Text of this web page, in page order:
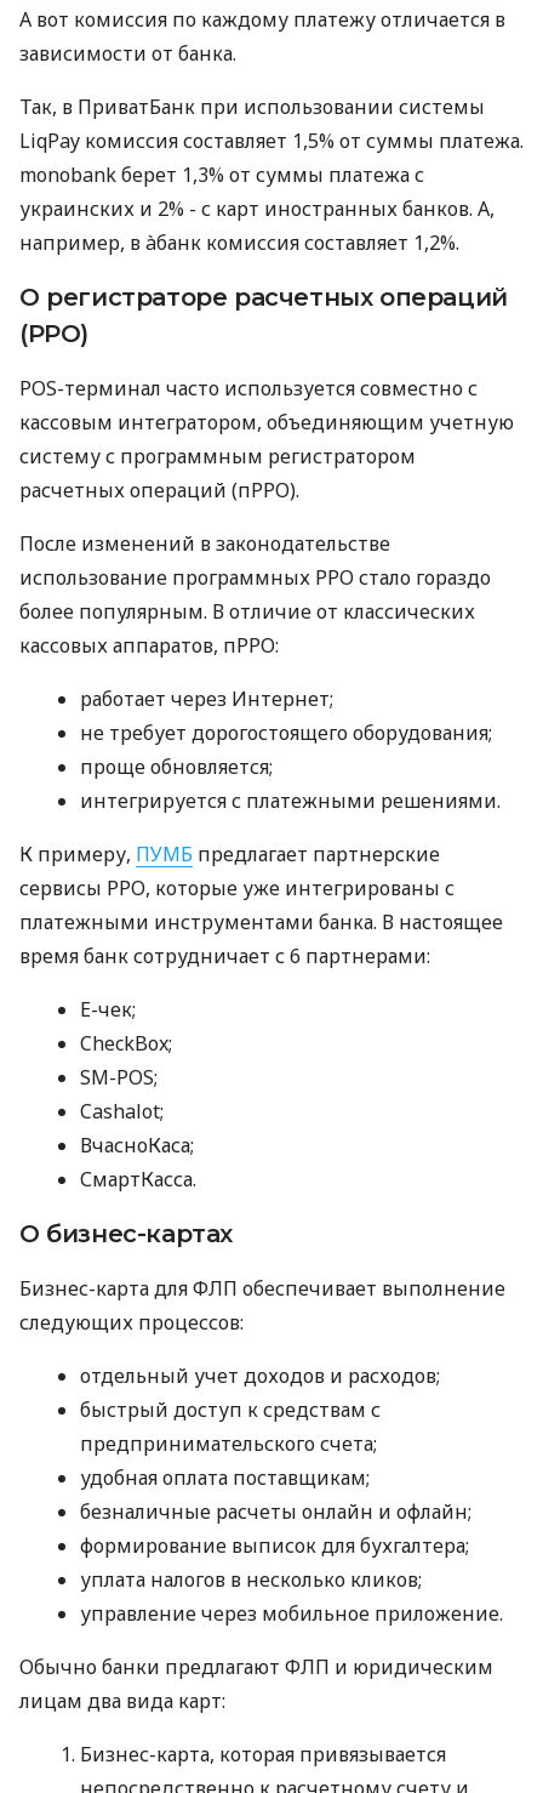
А вот комиссия по каждому платежу отличается в
зависимости от банка.
Так, в ПриватБанк при использовании системы
LiqPay комиссия составляет 1,5% от суммы платежа.
monobank берет 1,3% от суммы платежа с
украинских и 2% - с карт иностранных банков. А,
например, в àбанк комиссия составляет 1,2%.
О регистраторе расчетных операций
(РРО)
POS-терминал часто используется совместно с
кассовым интегратором, объединяющим учетную
систему с программным регистратором
расчетных операций (пРРО).
После изменений в законодательстве
использование программных РРО стало гораздо
более популярным. В отличие от классических
кассовых аппаратов, пРРО:
работает через Интернет;
не требует дорогостоящего оборудования;
проще обновляется;
интегрируется с платежными решениями.
К примеру, ПУМБ предлагает партнерские
сервисы РРО, которые уже интегрированы с
платежными инструментами банка. В настоящее
время банк сотрудничает с 6 партнерами:
E-чек;
CheckBox;
SM-POS;
Cashalot;
ВчасноКаса;
СмартКасса.
О бизнес-картах
Бизнес-карта для ФЛП обеспечивает выполнение
следующих процессов:
отдельный учет доходов и расходов;
быстрый доступ к средствам с
предпринимательского счета;
удобная оплата поставщикам;
безналичные расчеты онлайн и офлайн;
формирование выписок для бухгалтера;
уплата налогов в несколько кликов;
управление через мобильное приложение.
Обычно банки предлагают ФЛП и юридическим
лицам два вида карт:
Бизнес-карта, которая привязывается